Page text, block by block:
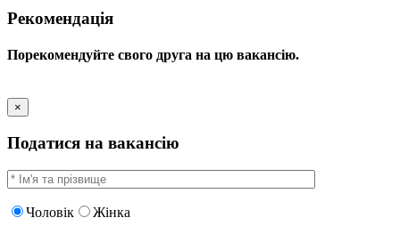
Рекомендація
Порекомендуйте свого друга на цю вакансію.
×
Податися на вакансію
Чоловік Жінка